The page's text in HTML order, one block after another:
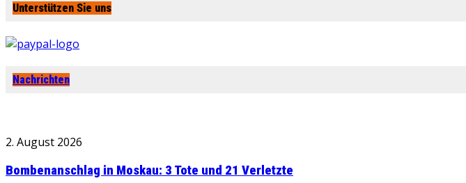
Unterstützen Sie uns
Nachrichten
2. August 2026
Bombenanschlag in Moskau: 3 Tote und 21 Verletzte